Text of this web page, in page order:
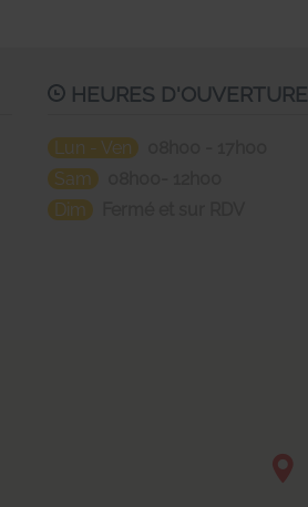
HEURES D'OUVERTURE
Lun - Ven
Sam
Dim